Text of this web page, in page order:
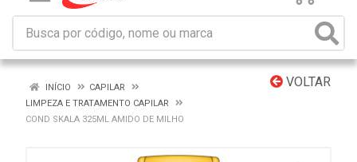
VOLTAR
INÍCIO
CAPILAR
LIMPEZA E TRATAMENTO CAPILAR
COND SKALA 325ML AMIDO DE MILHO